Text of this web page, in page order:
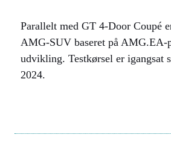
Parallelt med GT 4-Door Coupé
AMG-SUV baseret på AMG.EA-
udvikling. Testkørsel er igangsat
2024.